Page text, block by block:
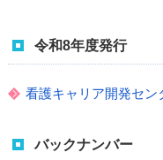
令和8年度発行
看護キャリア開発セン
バックナンバー